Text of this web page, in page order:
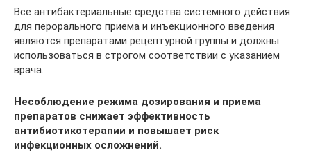
Все антибактериальные средства системного действия
для перорального приема и инъекционного введения
являются препаратами рецептурной группы и должны
использоваться в строгом соответствии с указанием
врача.
Несоблюдение режима дозирования и приема
препаратов снижает эффективность
антибиотикотерапии и повышает риск
инфекционных осложнений.